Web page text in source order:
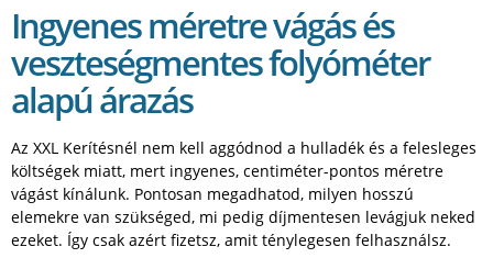
Ingyenes méretre vágás és
veszteségmentes folyóméter
alapú árazás
Az XXL Kerítésnél nem kell aggódnod a hulladék és a felesleges
költségek miatt, mert ingyenes, centiméter-pontos méretre
vágást kínálunk. Pontosan megadhatod, milyen hosszú
elemekre van szükséged, mi pedig díjmentesen levágjuk neked
ezeket. Így csak azért fizetsz, amit ténylegesen felhasználsz.